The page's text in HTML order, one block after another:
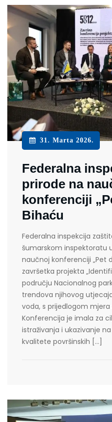
31. Marta 2026.
Federalna
prirode na
konferenciji
Bihaću
Federalna inspekcija
šumarskom inspektoratu
naučnoj konferenciji „Pet
završetka projekta
području Nacionalnog
trendova njihovog
voda, s prijedlogom mjera
Konferencija je imala za
istraživanja i ukazivanje
kvalitete površinskih […]